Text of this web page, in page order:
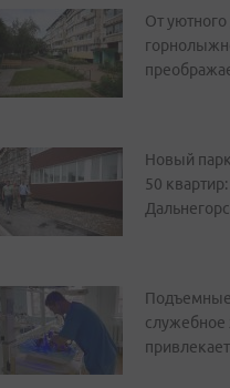
От уютного
Новый
50
служебное